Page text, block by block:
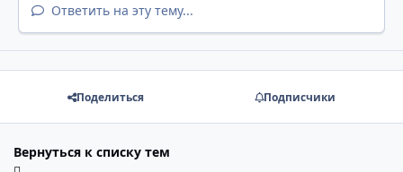
Ответить на эту тему...
Поделиться Подписчики
Вернуться к списку тем